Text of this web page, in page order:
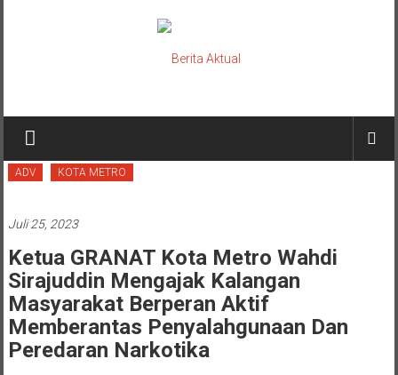
Berita
Aktual
berita
ADV KOTA METRO
Juli 25, 2023
Ketua GRANAT Kota Metro Wahdi
Sirajuddin Mengajak Kalangan
Masyarakat Berperan Aktif
Memberantas Penyalahgunaan Dan
Peredaran Narkotika